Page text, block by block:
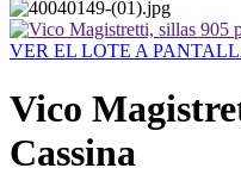
VER EL LOTE A
Vico
Cassina